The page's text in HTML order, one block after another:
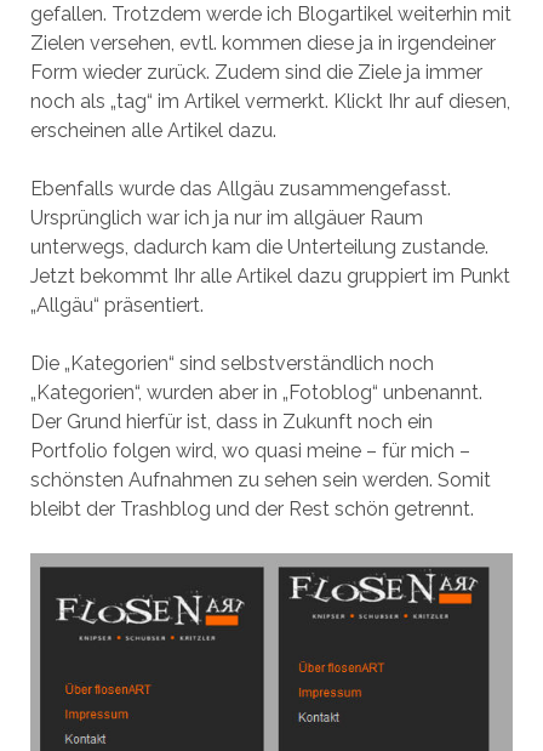
gefallen. Trotzdem werde ich Blogartikel weiterhin mit
Zielen versehen, evtl. kommen diese ja in irgendeiner
Form wieder zurück. Zudem sind die Ziele ja immer
noch als „tag“ im Artikel vermerkt. Klickt Ihr auf diesen,
erscheinen alle Artikel dazu.
Ebenfalls wurde das Allgäu zusammengefasst.
Ursprünglich war ich ja nur im allgäuer Raum
unterwegs, dadurch kam die Unterteilung zustande.
Jetzt bekommt Ihr alle Artikel dazu gruppiert im Punkt
„Allgäu“ präsentiert.
Die „Kategorien“ sind selbstverständlich noch
„Kategorien“, wurden aber in „Fotoblog“ unbenannt.
Der Grund hierfür ist, dass in Zukunft noch ein
Portfolio folgen wird, wo quasi meine – für mich –
schönsten Aufnahmen zu sehen sein werden. Somit
bleibt der Trashblog und der Rest schön getrennt.